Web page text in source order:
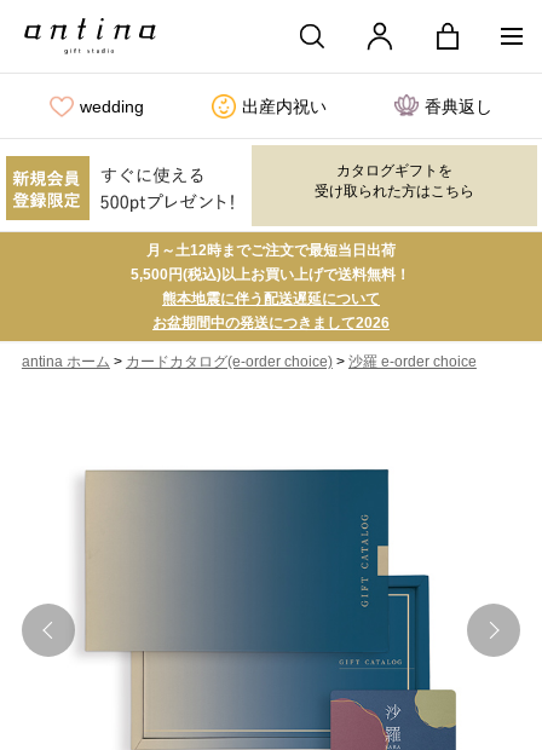
wedding 出産内祝い 香典返し
カタログギフトを
受け取られた方はこちら
月～土12時までご注文で最短当日出荷
5,500円(税込)以上お買い上げで送料無料！
熊本地震に伴う配送遅延について
お盆期間中の発送につきまして2026
antina ホーム > カードカタログ(e-order choice)> 沙羅 e-order choice